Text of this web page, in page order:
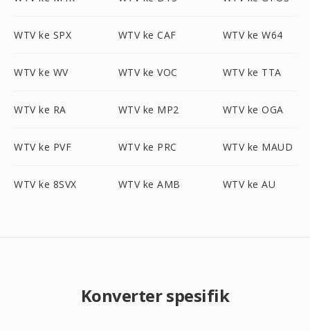
WTV ke SPX WTV ke CAF WTV ke W64
WTV ke WV WTV ke VOC WTV ke TTA
WTV ke RA WTV ke MP2 WTV ke OGA
WTV ke PVF WTV ke PRC WTV ke MAUD
WTV ke 8SVX WTV ke AMB WTV ke AU
Konverter spesifik